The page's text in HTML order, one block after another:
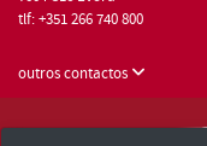
tlf: +351 266 740 800
outros contactos